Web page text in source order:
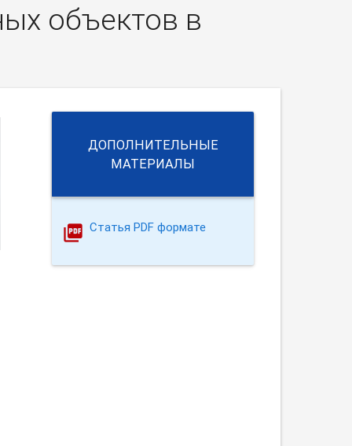
объектов в
ДОПОЛНИТЕЛЬНЫЕ
МАТЕРИАЛЫ
Статья PDF формате